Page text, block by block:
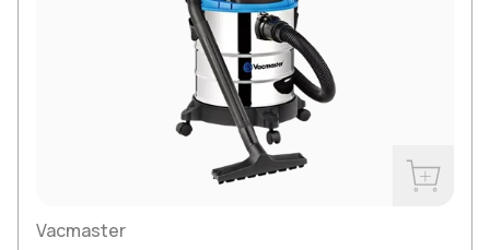
Vacmaster